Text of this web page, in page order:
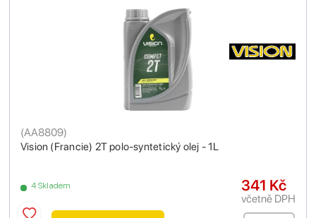
Vision (Francie) 2T polo-syntetický olej - 1L
(AA8809)
4 Skladem 341 Kč
včetně DPH